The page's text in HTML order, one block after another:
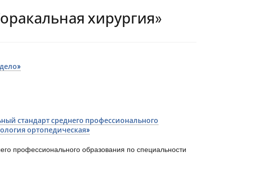
хирургия»
стандарт среднего профессионального
ортопедическая»
профессионального образования по специальности